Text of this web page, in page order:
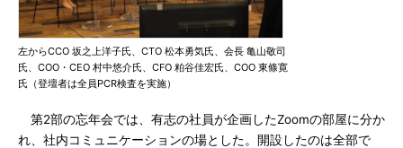
左からCCO 坂之上洋子氏、CTO 松本勇気氏、会長 亀山敬司
氏、COO・CEO 村中悠介氏、CFO 粕谷佳宏氏、COO 東條寛
氏（登壇者は全員PCR検査を実施）
第2部の忘年会では、有志の社員が企画したZoomの部屋に分か
れ、社内コミュニケーションの場とした。開設したのは全部で